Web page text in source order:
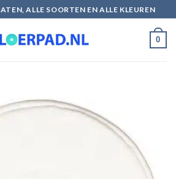
ALLE SOORTEN EN ALLE KLEUREN
0